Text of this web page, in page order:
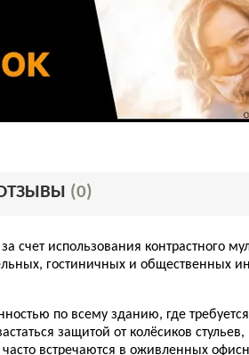
(0)
счет использования контрастного
гостиничных и общественных
по всему зданию, где
защитой от колёсиков
встречаются в оживленных